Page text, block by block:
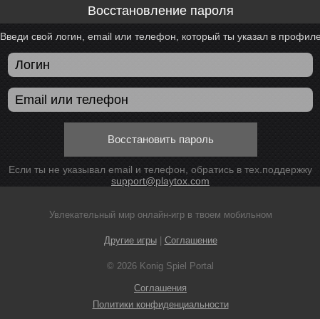
Восстановление пароля
Введи свой логин, email или телефон, который ты указал в
Восстановить пароль
Если ты не указывал email и телефон, обратись в тех.поддержку
support@playtox.com
Увлекательный мир онлайн-игр в твоем мобильном
Другие игры| Соглашение
© 2026 Konig Spiel Portal
Соглашения
Политики конфиденциальности